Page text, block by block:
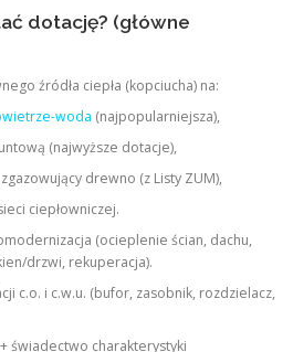
dotację? (główne
źródła ciepła (kopciucha) na:
woda (najpopularniejsza),
(najwyższe dotacje),
drewno (z Listy ZUM),
ciepłowniczej.
(ocieplenie ścian, dachu,
drzwi, rekuperacja).
c.o. i c.w.u. (bufor, zasobnik, rozdzielacz,
świadectwo charakterystyki